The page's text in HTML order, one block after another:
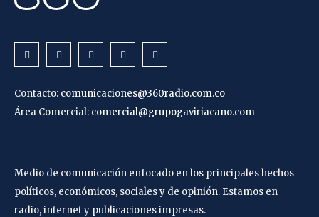
Contacto: comunicaciones@360radio.com.co
Área Comercial: comercial@grupogaviriacano.com
Medio de comunicación enfocado en los principales hechos
políticos, económicos, sociales y de opinión. Estamos en
radio, internet y publicaciones impresas.